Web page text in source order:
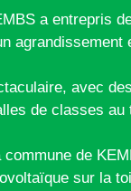
a entrepris
agrandissement
avec
de classes
commune de
sur la